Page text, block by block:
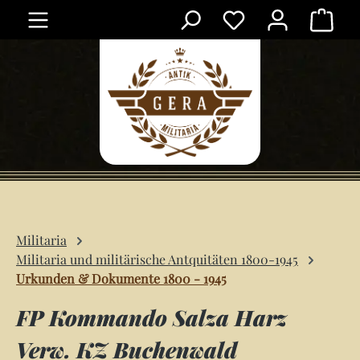
Zum Hauptinhalt springen
Militaria
Militaria und militärische Antquitäten 1800-1945
Urkunden & Dokumente 1800 - 1945
FP Kommando Salza Harz
Verw. KZ Buchenwald